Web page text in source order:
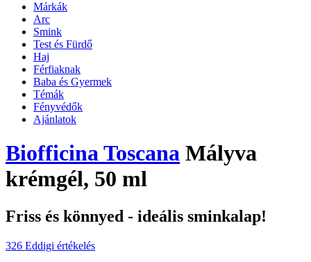
Márkák
Arc
Smink
Test és Fürdő
Haj
Férfiaknak
Baba és Gyermek
Témák
Fényvédők
Ajánlatok
Biofficina Toscana Mályva
krémgél, 50 ml
Friss és könnyed - ideális sminkalap!
326 Eddigi értékelés